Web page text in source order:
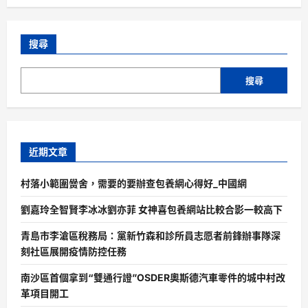
搜尋
搜尋
近期文章
村落小範圍黌舍，需要的要辦查包養網心得好_中國網
劉嘉玲全智賢李冰冰劉亦菲 女神喜包養網站比較合影一較高下
青島市李滄區稅務局：黨新竹森和診所員志愿者前鋒辦事隊深
刻社區展開疫情防控任務
南沙區首個拿到“雙通行證”OSDER奧斯德汽車零件的城中村改
革項目開工